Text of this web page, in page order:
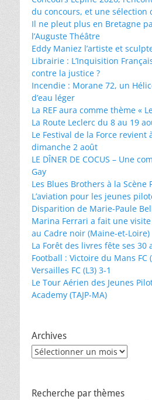
du concours, et une
Il ne pleut plus en Bretagne
l’Auguste Théâtre
Eddy Maniez l’artiste et
Librairie : L’Inquisition
contre la justice ?
Incendie : Morane 72, un
d’eau léger
La REF aura comme thème «
La Route Leclerc du 8 au 19
Le Festival de la Force revient
dimanche 2 août
LE DÎNER DE COCUS – Une
Gay
Les Blues Brothers à la Scène
L’aviation pour les jeunes
Disparition de Marie-Paule
Marina Ferrari a fait une
au Cadre noir (Maine-et-Loire)
La Forêt des livres fête ses 30
Football : Victoire du Mans FC
Versailles FC (L3) 3-1
Le Tour Aérien des Jeunes
Academy (TAJP-MA)
Archives
Archives
Recherche par thèmes